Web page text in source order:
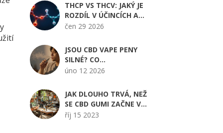
THCP VS THCV: JAKÝ JE
ROZDÍL V ÚČINCÍCH A
SÍLE?
čen 29 2026
JSOU CBD VAPE PENY
SILNÉ? CO
POTŘEBUJETE VĚDĚT O
ÚČINKU
úno 12 2026
JAK DLOUHO TRVÁ, NEŽ
SE CBD GUMI ZAČNE V
NÁPOJI PROJEVOVAT?
říj 15 2023